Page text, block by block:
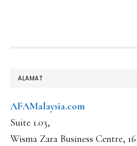
FOOTER
ALAMAT
AFAMalaysia.com
Suite 1.03,
Wisma Zara Business Centre,